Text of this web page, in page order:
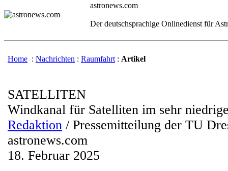
astronews.com
Der deutschsprachige Onlinedienst für
Home : Nachrichten : Raumfahrt : Artikel
SATELLITEN
Windkanal für Satelliten im sehr
Redaktion / Pressemitteilung der TU
astronews.com
18. Februar 2025